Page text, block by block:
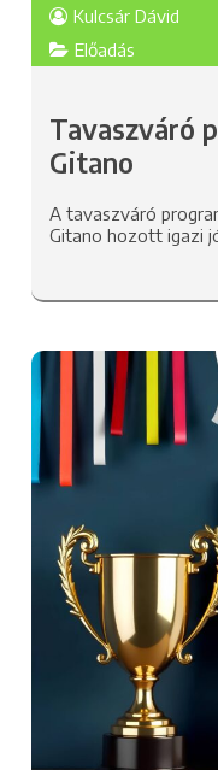
Kulcsár Dávid
Előadás
Tavaszváró
Gitano
A tavaszváró
Gitano hozott igazi